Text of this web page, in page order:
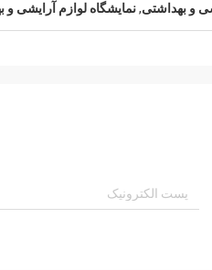
و بهداشتی,نمایشگاه لوازم آرایشی و